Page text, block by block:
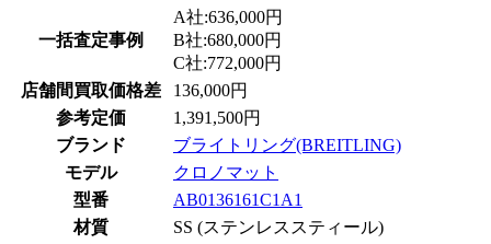
一括査定事例
A社:636,000円
B社:680,000円
C社:772,000円
店舗間買取価格差
136,000円
参考定価
1,391,500円
ブランド
ブライトリング(BREITLING)
モデル
クロノマット
型番
AB0136161C1A1
材質
SS (ステンレススティール)